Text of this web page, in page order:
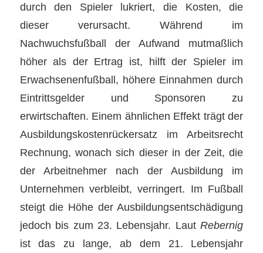
durch den Spieler lukriert, die Kosten, die
dieser verursacht. Während im
Nachwuchsfußball der Aufwand mutmaßlich
höher als der Ertrag ist, hilft der Spieler im
Erwachsenenfußball, höhere Einnahmen durch
Eintrittsgelder und Sponsoren zu
erwirtschaften. Einem ähnlichen Effekt trägt der
Ausbildungskostenrückersatz im Arbeitsrecht
Rechnung, wonach sich dieser in der Zeit, die
der Arbeitnehmer nach der Ausbildung im
Unternehmen verbleibt, verringert. Im Fußball
steigt die Höhe der Ausbildungsentschädigung
jedoch bis zum 23. Lebensjahr. LautRebernig
ist das zu lange, ab dem 21. Lebensjahr